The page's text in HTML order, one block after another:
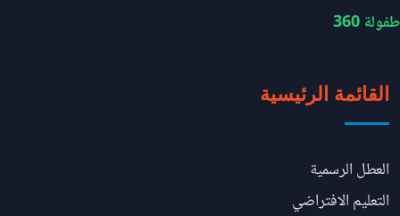
طفولة 360
القائمة الرئيسية
العطل الرسمية
التعليم الافتراضي